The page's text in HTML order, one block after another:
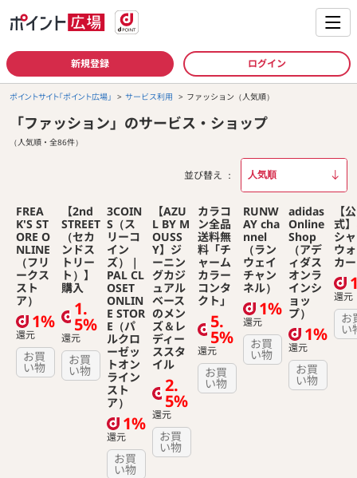
新規登録 ログイン
ポイントサイト「ポイント広場」 サービス利用 ファッション（人気順）
「ファッション」のサービス・ショップ
（人気順・全86件）
並び替え
FREA
K'S ST
ORE O
NLINE
（フリ
ークス
スト
ア）
1%
還元
お買
い物
【2nd
STREET
（セカ
ンドス
トリー
ト）】
購入
1.
5%
還元
お買
い物
3COIN
S（ス
リーコ
イン
ズ）｜
PAL CL
OSET
ONLIN
E STOR
E（パ
ルクロ
ーゼッ
トオン
ライン
スト
ア）
1%
還元
お買
い物
【AZU
L BY M
OUSS
Y】ジ
ーニン
グカジ
ュアル
ベース
のメン
ズ＆レ
ディー
ススタ
イル
2.
5%
還元
お買
い物
カラコ
ン全品
送料無
料「チ
ャーム
カラー
コンタ
クト」
5.
5%
還元
お買
い物
RUNW
AY cha
nnel
（ラン
ウェイ
チャン
ネル）
1%
還元
お買
い物
adidas
Online
Shop
（アデ
ィダス
オンラ
インシ
ョッ
プ）
1%
還元
お買
い物
【公
式
シ
ウ
カー
還元
お
い